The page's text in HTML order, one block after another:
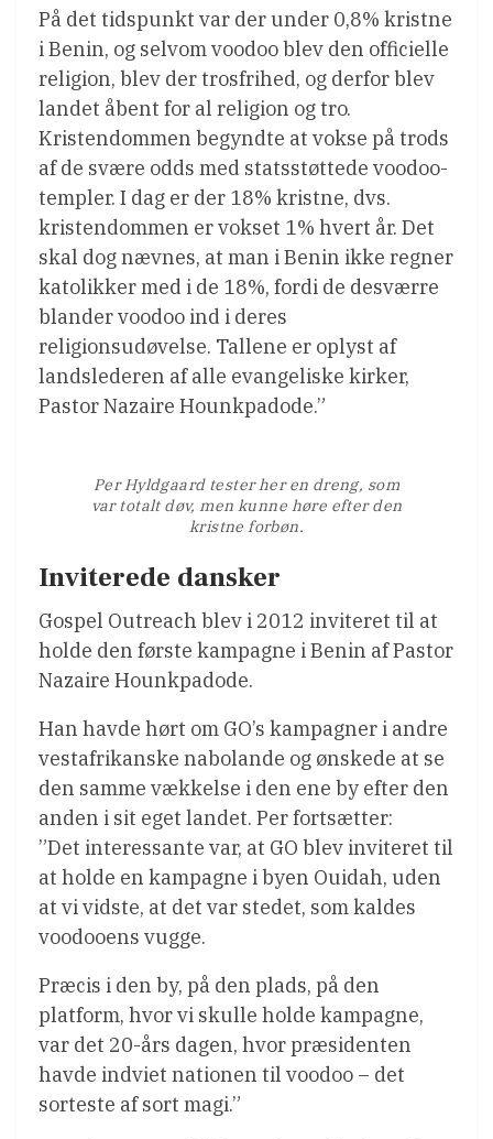
På det tidspunkt var der under 0,8% kristne
i Benin, og selvom voodoo blev den officielle
religion, blev der trosfrihed, og derfor blev
landet åbent for al religion og tro.
Kristendommen begyndte at vokse på trods
af de svære odds med statsstøttede voodoo-
templer. I dag er der 18% kristne, dvs.
kristendommen er vokset 1% hvert år. Det
skal dog nævnes, at man i Benin ikke regner
katolikker med i de 18%, fordi de desværre
blander voodoo ind i deres
religionsudøvelse. Tallene er oplyst af
landslederen af alle evangeliske kirker,
Pastor Nazaire Hounkpadode.”
Per Hyldgaard tester her en dreng, som
var totalt døv, men kunne høre efter den
kristne forbøn.
Inviterede dansker
Gospel Outreach blev i 2012 inviteret til at
holde den første kampagne i Benin af Pastor
Nazaire Hounkpadode.
Han havde hørt om GO’s kampagner i andre
vestafrikanske nabolande og ønskede at se
den samme vækkelse i den ene by efter den
anden i sit eget landet. Per fortsætter:
”Det interessante var, at GO blev inviteret til
at holde en kampagne i byen Ouidah, uden
at vi vidste, at det var stedet, som kaldes
voodooens vugge.
Præcis i den by, på den plads, på den
platform, hvor vi skulle holde kampagne,
var det 20-års dagen, hvor præsidenten
havde indviet nationen til voodoo – det
sorteste af sort magi.”